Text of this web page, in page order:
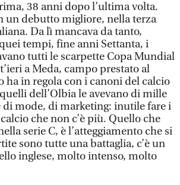
38 anni dopo l’ultima volta.
un debutto migliore, nella terza
Da lì mancava da tanto,
tempi, fine anni Settanta, i
tutti le scarpette Copa Mundial
a Meda, campo prestato al
ha in regola con i canoni del calcio
dell’Olbia le avevano di mille
di mode, di marketing: inutile fare i
che non c’è più. Quello che
serie C, è l’atteggiamento che si
sono tutte una battaglia, c’è un
inglese, molto intenso, molto